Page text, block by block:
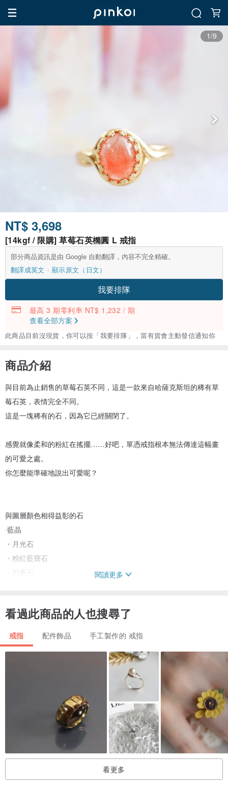
1/9
NT$ 3,698
[14kgf / 限購] 草莓石英橢圓 L 戒指
部分商品資訊是由 Google 自動翻譯，內容不完全精確。
翻譯成英文
顯示原文（日文）
我要排隊
最高 3 期零利率 NT$ 1,232 / 期
查看全部方案
此商品目前沒現貨，你可以按「我要排隊」，當有貨會主動發信通知你
商品介紹
與目前為止銷售的草莓石英不同，這是一款來自哈薩克斯坦的稀有草
莓石英，表情完全不同。
這是一塊稀有的石，因為它已經關閉了。
感覺就像柔和的粉紅在搖擺……好吧，單憑戒指根本無法傳達這幅畫
的可愛之處。
你怎麼能準確地說出可愛呢？
與圖層顏色相得益彰的石
·藍晶
・月光石
・粉紅藍寶石
・坦桑石
它也推薦給那些正在尋找大量石戒指的人。
・我喜歡圓頂形的凸圓形石
・我在找一個堆疊戒指
・ 一種尺寸適合所有人，大石很好
戒指材質 14kgf
閱讀更多
看過此商品的人也搜尋了
戒指 配件飾品 手工製作的 戒指
看更多